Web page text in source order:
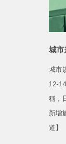
城市
城市
12-
稱，
新增
道】